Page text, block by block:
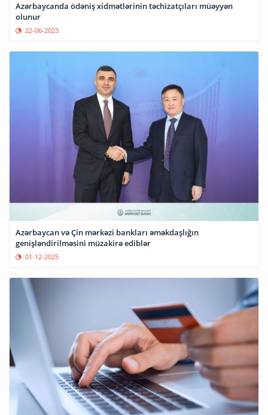
Azərbaycanda ödəniş xidmətlərinin təchizatçıları müəyyən
olunur
22-06-2023
Azərbaycan və Çin mərkəzi bankları əməkdaşlığın
genişləndirilməsini müzakirə ediblər
01-12-2025